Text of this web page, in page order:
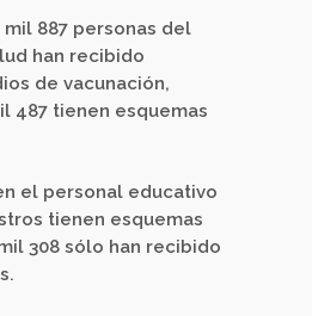
mil 887 personas del
han recibido
de vacunación,
487 tienen esquemas
el personal educativo
tienen esquemas
308 sólo han recibido